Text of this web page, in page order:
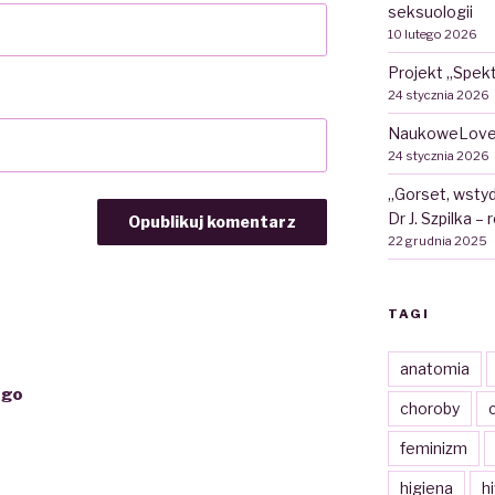
seksuologii
10 lutego 2026
Projekt
24 stycznia 2026
24 stycznia 2026
„Gorset,
Dr J. Szpilka
22 grudnia 2025
TAGI
anatomia
choroby
feminizm
higiena